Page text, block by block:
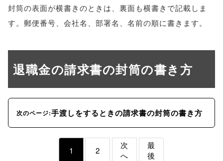
封筒の表面が横書きのときは、裏面も横書きで記載しま
す。郵便番号、会社名、部署名、名前の順に書きます。
退職金の請求書の封筒の書き方
次のページ:手渡しをするときの請求書の封筒の書き方
1 2
次
へ
最
後